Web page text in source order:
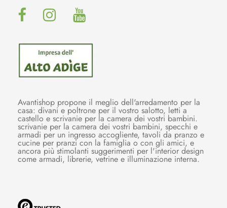
Avantishop propone il meglio dell'arredamento per la
casa: divani e poltrone per il vostro salotto, letti a
castello e scrivanie per la camera dei vostri bambini.
scrivanie per la camera dei vostri bambini, specchi e
armadi per un ingresso accogliente, tavoli da pranzo e
cucine per pranzi con la famiglia o con gli amici, e
ancora più stimolanti suggerimenti per l'interior design
come armadi, librerie, vetrine e illuminazione interna.